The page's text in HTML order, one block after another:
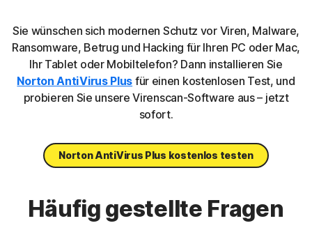
Sie wünschen sich modernen Schutz vor Viren, Malware,
Ransomware, Betrug und Hacking für Ihren PC oder Mac,
Ihr Tablet oder Mobiltelefon? Dann installieren Sie
Norton AntiVirus Plus für einen kostenlosen Test, und
probieren Sie unsere Virenscan-Software aus – jetzt
sofort.
Norton AntiVirus Plus kostenlos testen
Häufig gestellte Fragen